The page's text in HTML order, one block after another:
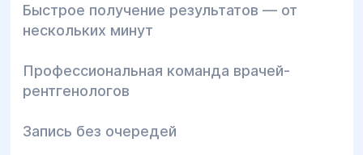
Быстрое получение результатов — от
нескольких минут
Профессиональная команда врачей-
рентгенологов
Запись без очередей